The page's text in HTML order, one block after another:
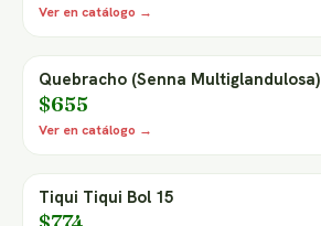
Ver en catálogo →
Quebracho (Senna Multiglandulosa)
$655
Ver en catálogo →
Tiqui Tiqui Bol 15